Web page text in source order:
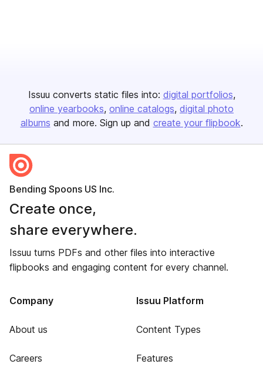
Issuu converts static files into: digital portfolios
online yearbooks online catalogs digital photo
albums and more. Sign up and create your flipbook.
Bending Spoons US Inc.
Create once,
share everywhere.
Issuu turns PDFs and other files into interactive
flipbooks and engaging content for every channel.
Company
About us
Careers
Issuu Platform
Content Types
Features